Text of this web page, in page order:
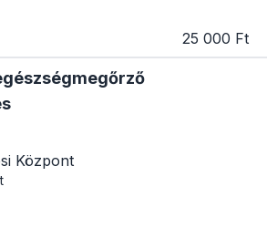
25 000 Ft
Központ